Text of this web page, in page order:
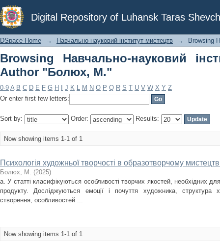
Digital Repository of Luhansk Taras
Browsing Навчально-науковий
DSpace Home → Навчально-науковий інститут мистецтв → Browsing
Browsing Навчально-науковий
Author "Болюх, М."
0-9 A B C D E F G H J K L M N O P Q R S T U V W X Y Z
Or enter first few letters:
Sort by: Order: Results:
Now showing items 1-1 of 1
Психологія художньої творчості в образотворчому
Болюх, М. (2025)
а. У статті класифікуються особливості творчих якостей, необхідних
продукту. Досліджуються емоції і почуття художника, структура
створення, особливостей ...
Now showing items 1-1 of 1